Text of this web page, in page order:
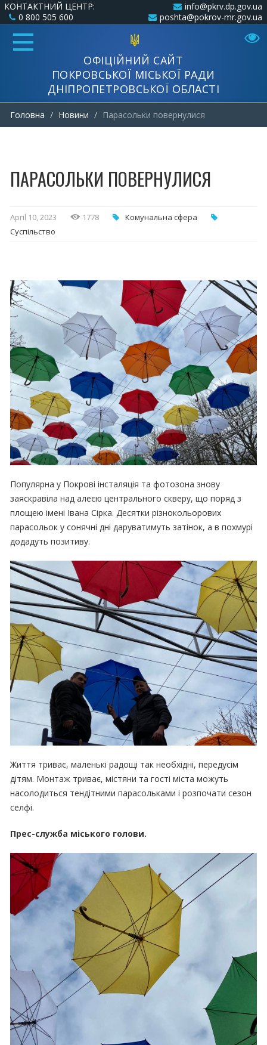
КОНТАКТНИЙ ЦЕНТР:
0 800 505 600
info@pkrv.dp.gov.ua
poshta@pokrov-mr.gov.ua
ОФІЦІЙНИЙ САЙТ
ПОКРОВСЬКОЇ МІСЬКОЇ РАДИ
ДНІПРОПЕТРОВСЬКОЇ ОБЛАСТІ
Головна Новини Парасольки повернулися
ПАРАСОЛЬКИ ПОВЕРНУЛИСЯ
April 10, 2023 1778
Комунальна cфера
Суспільство
Популярна у Покрові інсталяція та фотозона знову
заяскравіла над алеєю центрального скверу, що поряд з
площею імені Івана Сірка. Десятки різнокольорових
парасольок у сонячні дні даруватимуть затінок, а в похмурі
додадуть позитиву.
Життя триває, маленькі радощі так необхідні, передусім
дітям. Монтаж триває, містяни та гості міста можуть
насолодиться тендітними парасольками і розпочати сезон
селфі.
Прес-служба міського голови.